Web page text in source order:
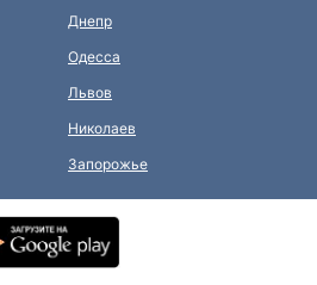
Днепр
Одесса
Львов
Николаев
Запорожье